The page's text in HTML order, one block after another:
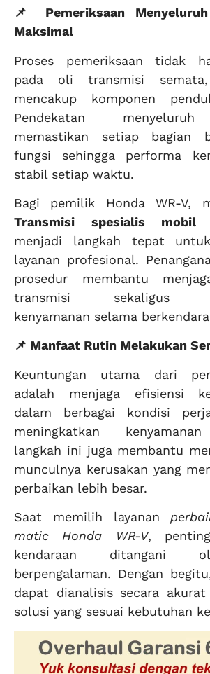
📌 Pemeriksaan
Maksimal
Proses pemeriksaan tidak
pada oli transmisi
mencakup komponen
Pendekatan
memastikan setiap bagian
fungsi sehingga performa
stabil setiap waktu.
Bagi pemilik Honda WR-V,
Transmisi
spesialis mobil
menjadi langkah tepat
layanan profesional.
prosedur membantu
transmisi sekaligus
kenyamanan selama
📌 Manfaat Rutin Melakukan
Keuntungan utama dari
adalah menjaga efisiensi
dalam berbagai kondisi
meningkatkan
langkah ini juga membantu
munculnya kerusakan yang
perbaikan lebih besar.
Saat memilih layanan
matic Honda WR-V,
kendaraan ditangani
berpengalaman. Dengan
dapat dianalisis secara
solusi yang sesuai kebutuhan